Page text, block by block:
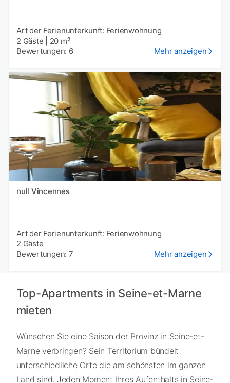
Art der Ferienunterkunft: Ferienwohnung
2 Gäste
20 m²
Bewertungen: 6
Mehr anzeigen
null Vincennes
Art der Ferienunterkunft: Ferienwohnung
2 Gäste
Bewertungen: 7
Mehr anzeigen
Top-Apartments in Seine-et-Marne
mieten
Wünschen Sie eine Saison der Provinz in Seine-et-
Marne verbringen? Sein Territorium bündelt
unterschiedliche Orte die am schönsten im ganzen
Land sind. Jeden Moment Ihres Aufenthalts in Seine-